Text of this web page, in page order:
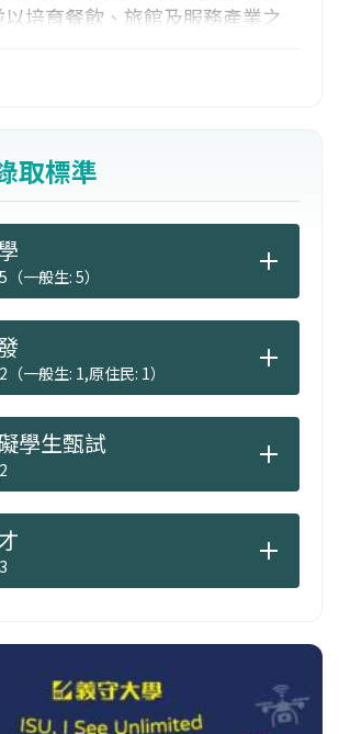
培育餐飲、旅館及服務產業之
展範圍包含：旅館管理、物業
務等相關行業。
取標準
一般生: 5）
一般生: 1,原住民: 1）
學生甄試